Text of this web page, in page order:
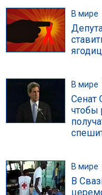
В мире
В мире
Сенат
чтобы
В мире
В